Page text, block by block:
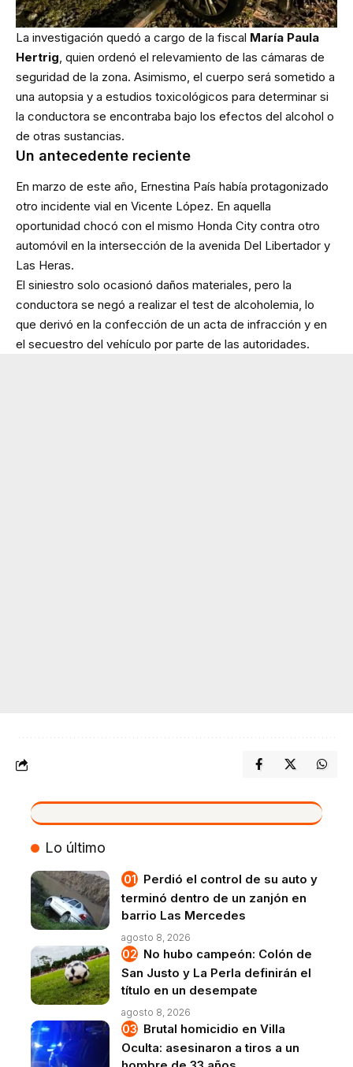
La investigación quedó a cargo de la fiscal María Paula
Hertrig , quien ordenó el relevamiento de las cámaras de
seguridad de la zona. Asimismo, el cuerpo será sometido a
una autopsia y a estudios toxicológicos para determinar si
la conductora se encontraba bajo los efectos del alcohol o
de otras sustancias.
Un antecedente reciente
En marzo de este año, Ernestina País había protagonizado
otro incidente vial en Vicente López. En aquella
oportunidad chocó con el mismo Honda City contra otro
automóvil en la intersección de la avenida Del Libertador y
Las Heras.
El siniestro solo ocasionó daños materiales, pero la
conductora se negó a realizar el test de alcoholemia, lo
que derivó en la confección de un acta de infracción y en
el secuestro del vehículo por parte de las autoridades.
VIVO
Lo último
Perdió el control de su auto y
terminó dentro de un zanjón en
barrio Las Mercedes
agosto 8, 2026
No hubo campeón: Colón de
San Justo y La Perla definirán el
título en un desempate
agosto 8, 2026
Brutal homicidio en Villa
Oculta: asesinaron a tiros a un